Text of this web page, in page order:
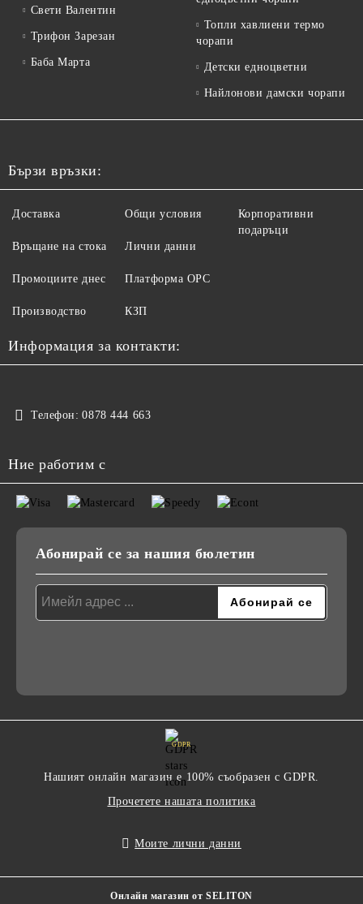
Свети Валентин
Трифон Зарезан
Баба Марта
Топли хавлиени термо
чорапи
Детски едноцветни
Найлонови дамски чорапи
Бързи връзки:
Доставка
Връщане на стока
Промоциите днес
Производство
Общи условия
Лични данни
Платформа ОРС
КЗП
Корпоративни
подаръци
Информация за контакти:
Телефон: 0878 444 663
Ние работим с
Абонирай се за нашия бюлетин
GDPR
Нашият онлайн магазин е 100% съобразен с GDPR.
Прочетете нашата политика
Моите лични данни
Онлайн магазин от SELITON